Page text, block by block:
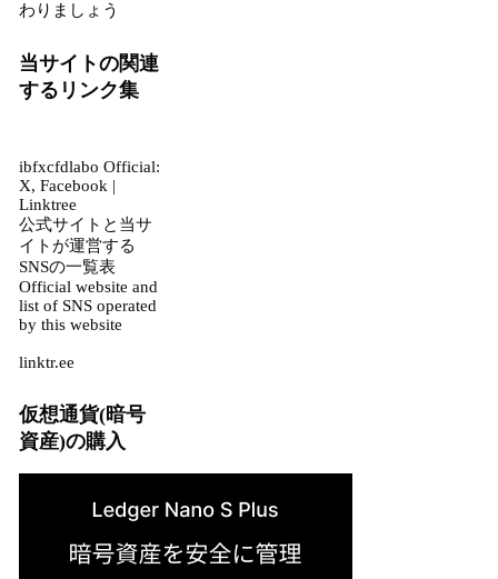
わりましょう
当サイトの関連
するリンク集
ibfxcfdlabo Official:
X, Facebook |
Linktree
公式サイトと当サ
イトが運営する
SNSの一覧表
Official website and
list of SNS operated
by this website
linktr.ee
仮想通貨(暗号
資産)の購入